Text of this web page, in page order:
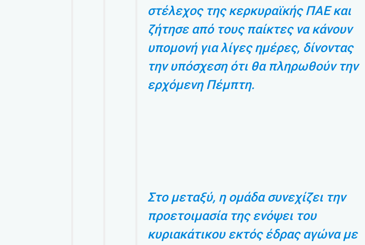
στέλεχος της κερκυραϊκής ΠΑΕ και
ζήτησε από τους παίκτες να κάνουν
υπομονή για λίγες ημέρες, δίνοντας
την υπόσχεση ότι θα πληρωθούν την
ερχόμενη Πέμπτη.
Στο μεταξύ, η ομάδα συνεχίζει την
προετοιμασία της ενόψει του
κυριακάτικου εκτός έδρας αγώνα με